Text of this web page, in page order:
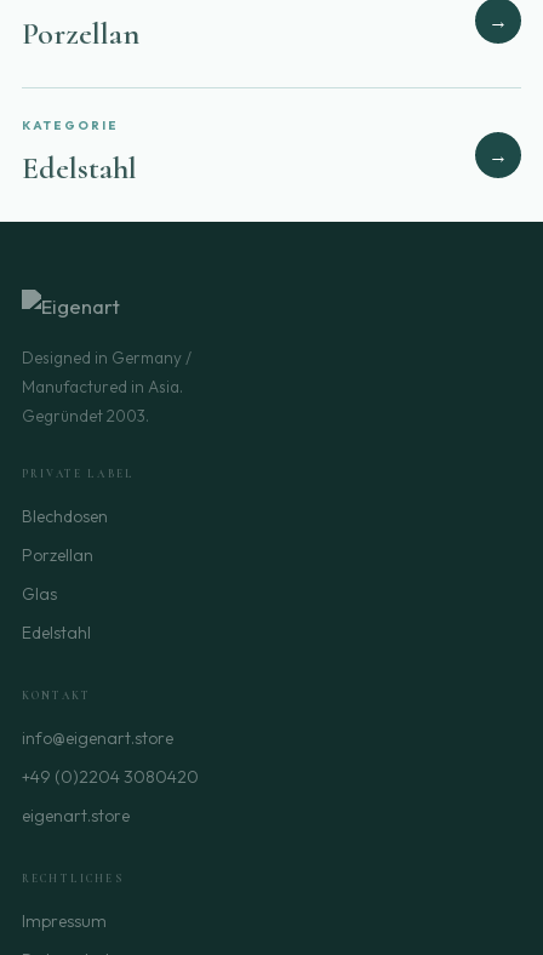
Porzellan →
KATEGORIE
Edelstahl →
Designed in Germany /
Manufactured in Asia.
Gegründet 2003.
PRIVATE LABEL
Blechdosen
Porzellan
Glas
Edelstahl
KONTAKT
info@eigenart.store
+49 (0)2204 3080420
eigenart.store
RECHTLICHES
Impressum